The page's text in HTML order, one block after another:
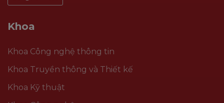
Khoa
Khoa Công nghệ thông tin
Khoa Truyền thông và Thiết kế
Khoa Kỹ thuật